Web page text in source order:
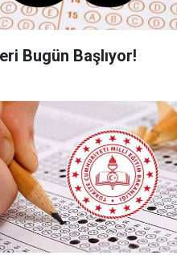
Bugün Başlıyor!